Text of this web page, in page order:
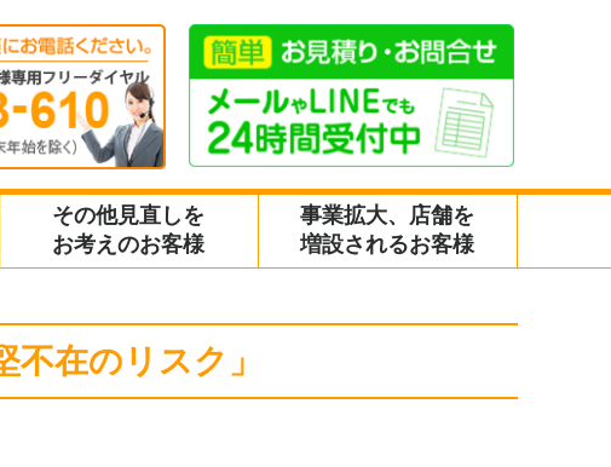
その他見直しを
お考えのお客様
事業拡大、店舗を
増設されるお客様
在のリスク」